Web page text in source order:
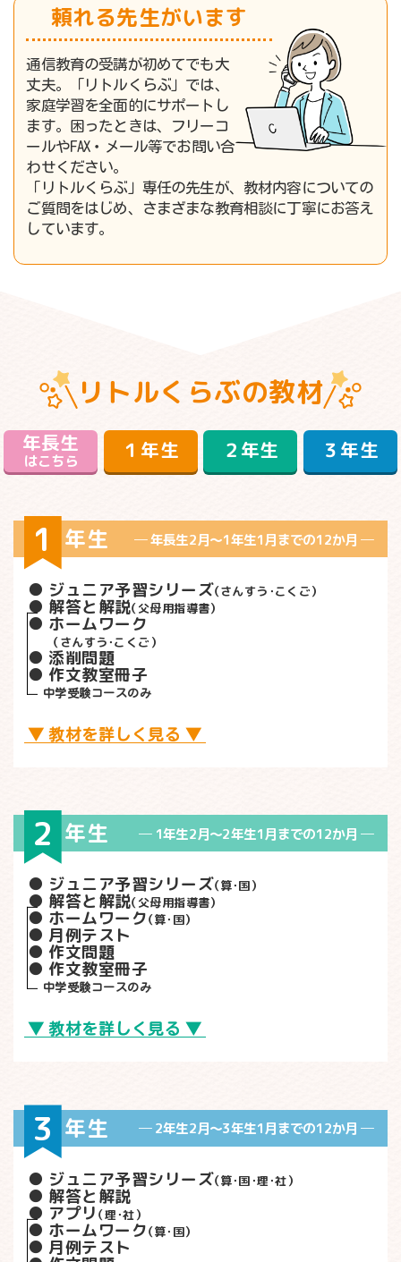
頼れる先生がいます
通信教育の受講が初めてでも大
丈夫。「リトルくらぶ」では、
家庭学習を全面的にサポートし
ます。困ったときは、フリーコ
ールやFAX・メール等でお問い合
わせください。
「リトルくらぶ」専任の先生が、教材内容についての
ご質問をはじめ、さまざまな教育相談に丁寧にお答え
しています。
リトルくらぶの教材
年長生
はこちら １ 年生 ２ 年生 ３ 年生
1 年生 年長生2月〜1年生1月までの12か月
ジュニア予習シリーズ（さんすう・こくご）
解答と解説（父母用指導書）
ホームワーク
（さんすう・こくご）
添削問題
作文教室冊子
中学受験コースのみ
教材を詳しく見る
2 年生 1年生2月～2年生1月までの12か月
ジュニア予習シリーズ（算・国）
解答と解説（父母用指導書）
ホームワーク（算・国）
月例テスト
作文問題
作文教室冊子
中学受験コースのみ
教材を詳しく見る
3 年生 2年生2月〜3年生1月までの12か月
ジュニア予習シリーズ（算・国・理・社）
解答と解説
アプリ（理・社）
ホームワーク（算・国）
月例テスト